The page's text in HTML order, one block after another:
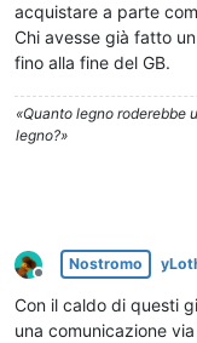
acquistare a parte
Chi avesse già fatto
fino alla fine del GB.
«Quanto legno roderebbe
legno?»
Non in linea
Nostromo
Con il caldo di questi
una comunicazione